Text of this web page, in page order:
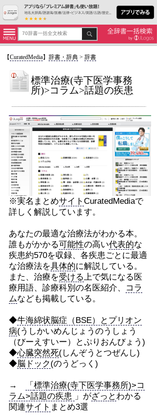
【CuratedMedia】 辞書・辞典> 辞書
標準治療(寺下医学事務
所)>コラム>話題の疾患
※実名まとめサイト CuratedMediaで
詳しく解説しています。
あなたの最適な治療法がわかる本。
誰もがかかる可能性の高い代表的な
疾患約570を収録、各疾患ごとに最適
な治療法を具体的に解説している。
また、治療を受ける 上で気になる医
療用語、診療科別の名医紹介、
コラ
ムなども掲載している。
◆牛海綿状脳症（BSE）とプリオン
病(うしかいめんじょうのうしょう
（びーえすいー）とぷりおんびょう)
◆心臓突然死(しんぞうとつぜんし)
◆脳ドック (のうどっく)
→ 「 標準治療(寺下医学事務所)>コ
ラム>話題の疾患
」がざっと わかる
関連サイト まとめ3選